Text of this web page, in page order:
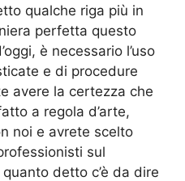
qualche riga più in
perfetta questo
è necessario l’uso
e di procedure
avere la certezza che
a regola d’arte,
noi e avrete scelto
sul
detto c’è da dire